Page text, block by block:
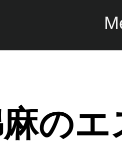
の